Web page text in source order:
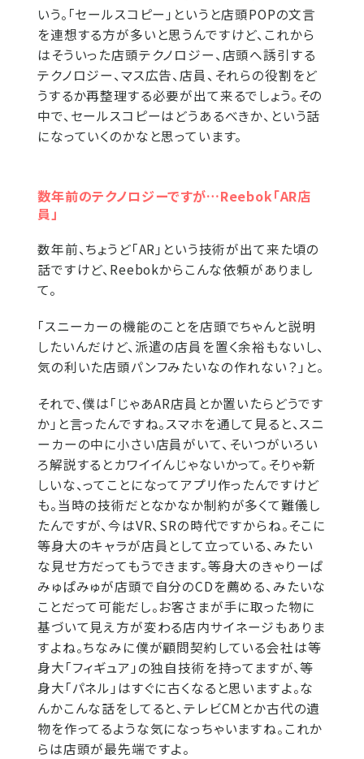
いう。「セールスコピー」というと店頭POPの文言
を連想する方が多いと思うんですけど、これから
はそういった店頭テクノロジー、店頭へ誘引する
テクノロジー、マス広告、店員、それらの役割をど
うするか再整理する必要が出て来るでしょう。その
中で、セールスコピーはどうあるべきか、という話
になっていくのかなと思っています。
数年前のテクノロジーですが…Reebok「AR店
員」
数年前、ちょうど「AR」という技術が出て来た頃の
話ですけど、Reebokからこんな依頼がありまし
て。
「スニーカーの機能のことを店頭でちゃんと説明
したいんだけど、派遣の店員を置く余裕もないし、
気の利いた店頭パンフみたいなの作れない？」と。
それで、僕は「じゃあAR店員とか置いたらどうです
か」と言ったんですね。スマホを通して見ると、スニ
ーカーの中に小さい店員がいて、そいつがいろい
ろ解説するとカワイイんじゃないかって。そりゃ新
しいな、ってことになってアプリ作ったんですけど
も。当時の技術だとなかなか制約が多くて難儀し
たんですが、今はVR、SRの時代ですからね。そこに
等身大のキャラが店員として立っている、みたい
な見せ方だってもうできます。等身大のきゃりーぱ
みゅぱみゅが店頭で自分のCDを薦める、みたいな
ことだって可能だし。お客さまが手に取った物に
基づいて見え方が変わる店内サイネージもありま
すよね。ちなみに僕が顧問契約している会社は等
身大「フィギュア」の独自技術を持ってますが、等
身大「パネル」はすぐに古くなると思いますよ。な
んかこんな話をしてると、テレビCMとか古代の遺
物を作ってるような気になっちゃいますね。これか
らは店頭が最先端ですよ。